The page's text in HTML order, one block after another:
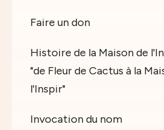
Faire un don
Histoire de la Maison de
"de Fleur de Cactus à la
l'Inspir"
Invocation du nom